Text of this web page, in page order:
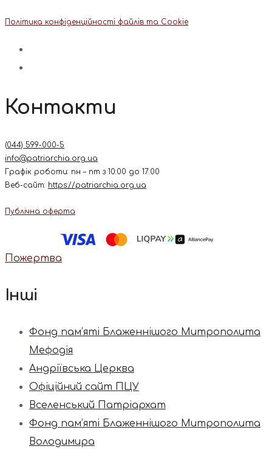
Політика конфіденційності файлів та Cookie
Контакти
(044) 599-000-5
info@patriarchia.org.ua
Графік роботи: пн – пт з 10:00 до 17:00
Веб-сайт: https://patriarchia.org.ua
Публічна оферта
Пожертва
Інші
Фонд пам’яті Блаженнішого Митрополита
Мефодія
Андріївська Церква
Офіційний сайт ПЦУ
Вселенський Патріархат
Фонд пам’яті Блаженнішого Митрополита
Володимира